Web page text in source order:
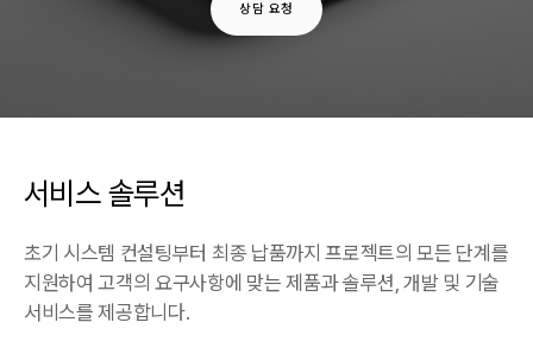
상담 요청
서비스 솔루션
초기 시스템 컨설팅부터 최종 납품까지 프로젝트의 모든 단계를
지원하여 고객의 요구사항에 맞는 제품과 솔루션, 개발 및 기술
서비스를 제공합니다.